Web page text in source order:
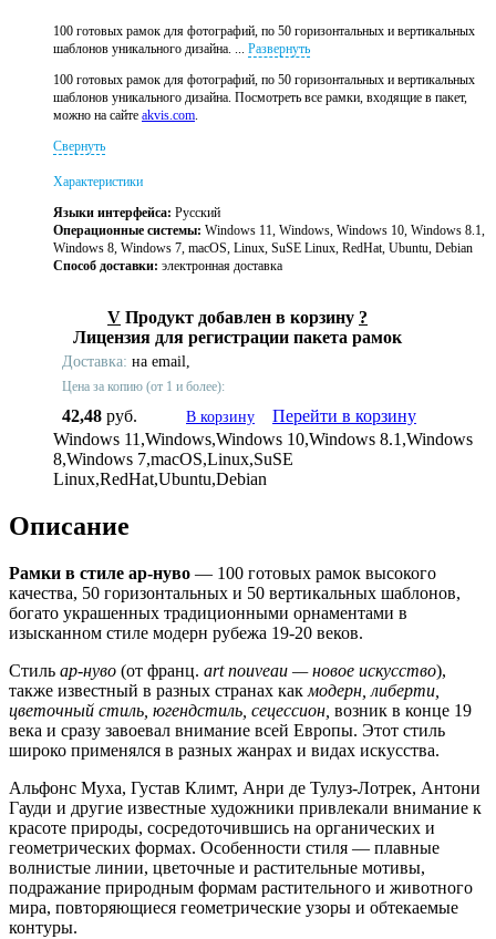
100 готовых рамок для фотографий, по 50 горизонтальных и вертикальных
шаблонов уникального дизайна. ... Развернуть
100 готовых рамок для фотографий, по 50 горизонтальных и вертикальных
шаблонов уникального дизайна. Посмотреть все рамки, входящие в пакет,
можно на сайте akvis.com.
Свернуть
Характеристики
Языки интерфейса: Русский
Операционные системы: Windows 11, Windows, Windows 10, Windows 8.1,
Windows 8, Windows 7, macOS, Linux, SuSE Linux, RedHat, Ubuntu, Debian
Способ доставки: электронная доставка
V Продукт добавлен в корзину ?
Лицензия для регистрации пакета рамок
Доставка: на email,
Цена за копию (от 1 и более):
42,48 руб. В корзину
Перейти в корзину
Windows 11,Windows,Windows 10,Windows 8.1,Windows
8,Windows 7,macOS,Linux,SuSE
Linux,RedHat,Ubuntu,Debian
Описание
Рамки в стиле ар-нуво — 100 готовых рамок высокого
качества, 50 горизонтальных и 50 вертикальных шаблонов,
богато украшенных традиционными орнаментами в
изысканном стиле модерн рубежа 19-20 веков.
Стиль ар-нуво (от франц. art nouveau — новое искусство),
также известный в разных странах как модерн, либерти,
цветочный стиль, югендстиль, сецессион, возник в конце 19
века и сразу завоевал внимание всей Европы. Этот стиль
широко применялся в разных жанрах и видах искусства.
Альфонс Муха, Густав Климт, Анри де Тулуз-Лотрек, Антони
Гауди и другие известные художники привлекали внимание к
красоте природы, сосредоточившись на органических и
геометрических формах. Особенности стиля — плавные
волнистые линии, цветочные и растительные мотивы,
подражание природным формам растительного и животного
мира, повторяющиеся геометрические узоры и обтекаемые
контуры.